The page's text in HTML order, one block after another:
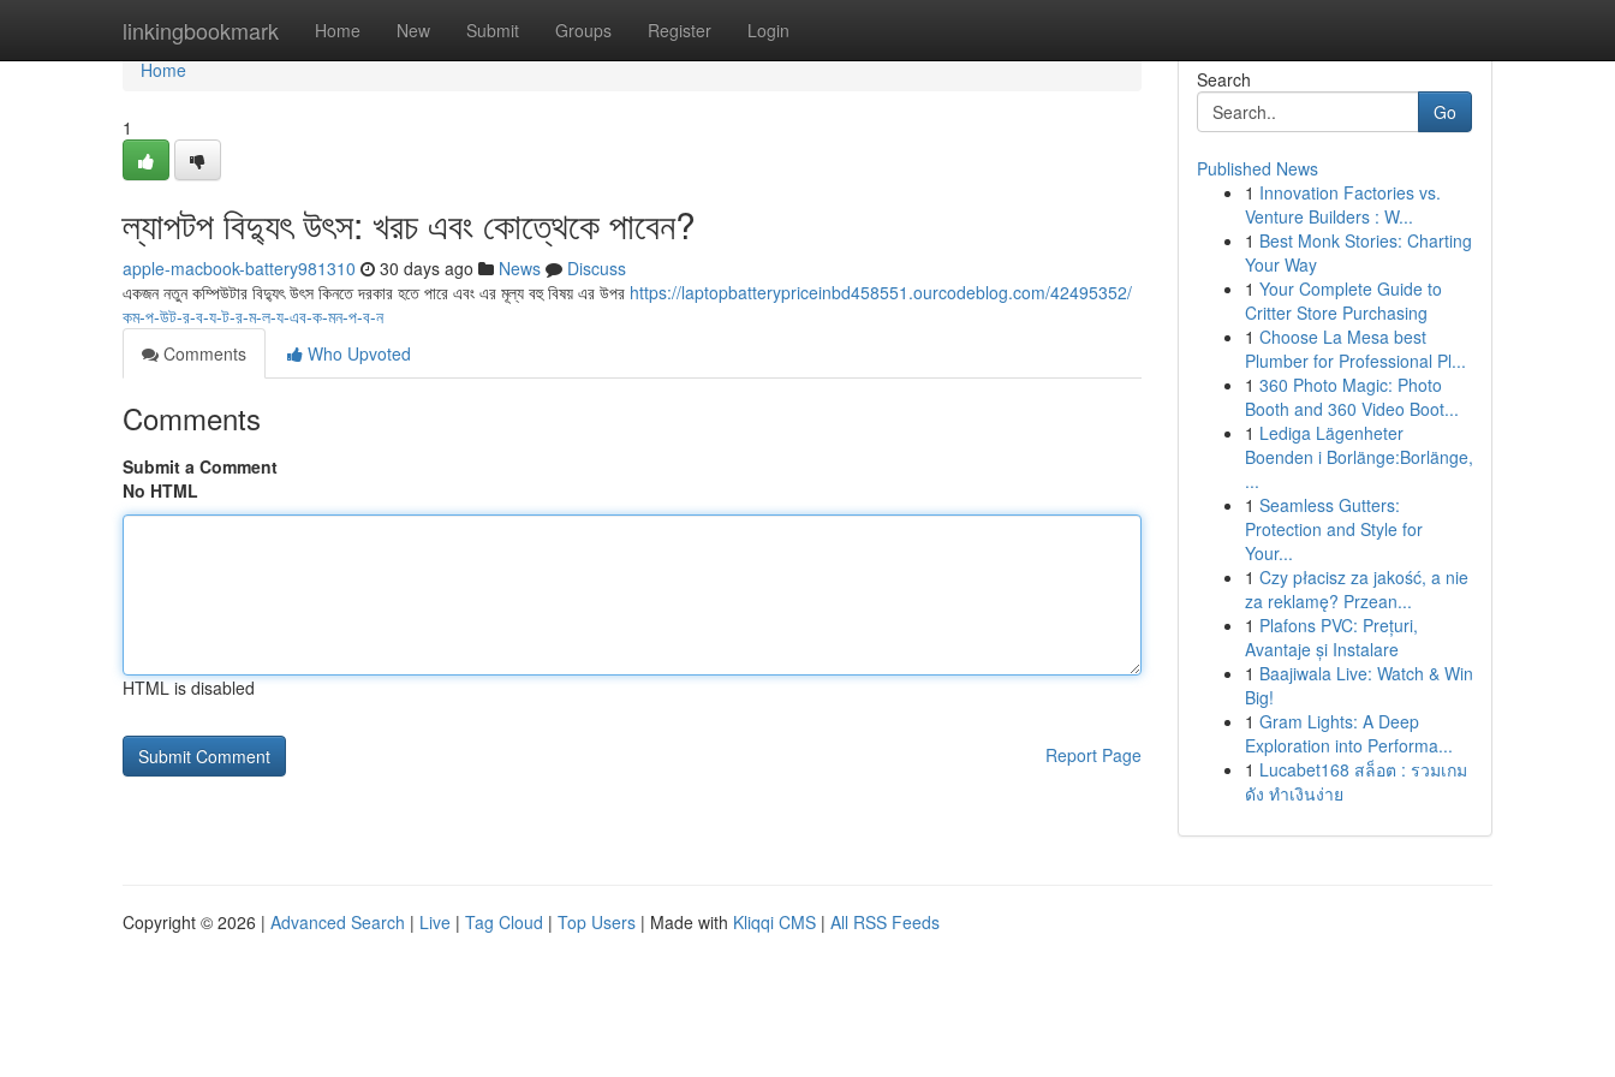
linkingbookmark Home New Submit Groups Register Login
Home
Home
1
ল্যাপটপ বিদ্যুৎ উৎস: খরচ এবং কোত্থেকে পাবেন?
apple-macbook-battery981310 30 days ago News
Discuss
একজন নতুন কম্পিউটার বিদ্যুৎ উৎস কিনতে দরকার হতে পারে এবং এর মূল্য বহু বিষয় এর উপর https://laptopbatterypriceinbd458551.ourcodeblog.com/42495352/
কম-প-উট-র-ব-য-ট-র-ম-ল-য-এব-ক-মন-প-ব-ন
Comments
Who Upvoted
Comments
Submit a Comment
No HTML
HTML is disabled
Report Page
Search
Go
Published News
1 Innovation Factories vs.
Venture Builders : W...
1 Best Monk Stories: Charting
Your Way
1 Your Complete Guide to
Critter Store Purchasing
1 Choose La Mesa best
Plumber for Professional Pl...
1 360 Photo Magic: Photo
Booth and 360 Video Boot...
1 Lediga Lägenheter
Boenden i Borlänge:Borlänge,
...
1 Seamless Gutters:
Protection and Style for
Your...
1 Czy płacisz za jakość, a nie
za reklamę? Przean...
1 Plafons PVC: Prețuri,
Avantaje și Instalare
1 Baajiwala Live: Watch & Win
Big!
1 Gram Lights: A Deep
Exploration into Performa...
1 Lucabet168 สล็อต : รวมเกม
ดัง ทำเงินง่าย
Copyright © 2026 | Advanced Search | Live | Tag Cloud | Top Users | Made with Kliqqi CMS | All RSS Feeds